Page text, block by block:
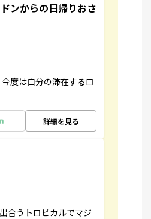
ンからの日帰りおさ
度は自分の滞在するロ
詳細を見る
合うトロピカルでマジ